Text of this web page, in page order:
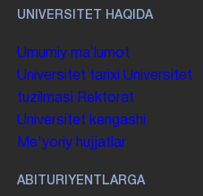
UNIVERSITET HAQIDA
Umumiy maʼlumot
Universitet tarixi Universitet
tuzilmasi Rektorat
Universitet kengashi
Me'yoriy hujjatlar
ABITURIYENTLARGA